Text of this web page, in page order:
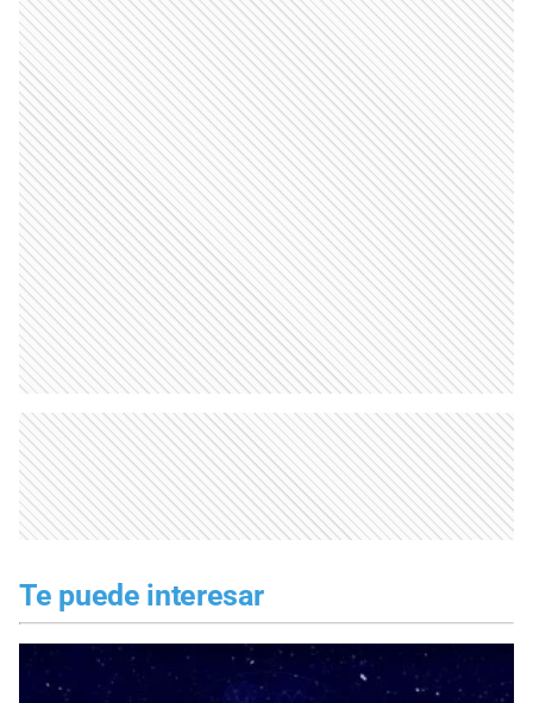
Te puede interesar